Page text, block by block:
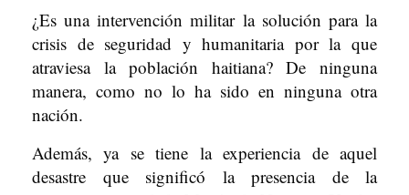
¿Es una intervención militar la solución para la
crisis de seguridad y humanitaria por la que
atraviesa la población haitiana? De ninguna
manera, como no lo ha sido en ninguna otra
nación.
Además, ya se tiene la experiencia de aquel
desastre que significó la presencia de la